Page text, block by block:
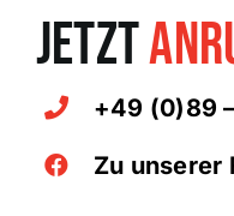
JETZT
+49 (0)89
Zu unserer